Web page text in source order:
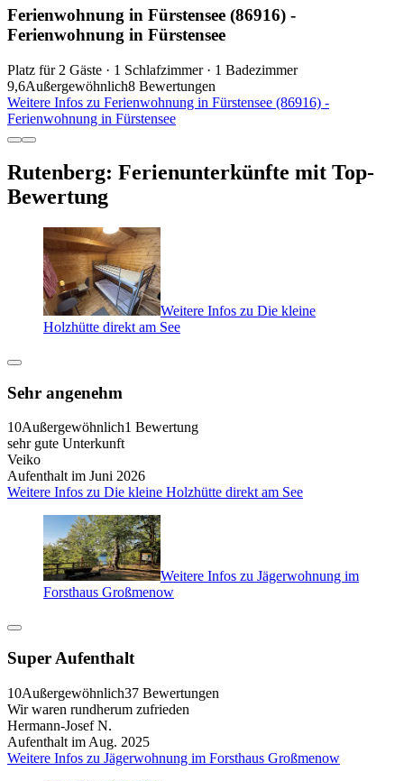
Ferienwohnung in Fürstensee (86916) -
Ferienwohnung in Fürstensee
Platz für 2 Gäste · 1 Schlafzimmer · 1 Badezimmer
9,6Außergewöhnlich8 Bewertungen
Weitere Infos zu Ferienwohnung in Fürstensee (86916) -
Ferienwohnung in Fürstensee
Rutenberg: Ferienunterkünfte mit Top-
Bewertung
Weitere Infos zu Die kleine
Holzhütte direkt am See
Sehr angenehm
10Außergewöhnlich1 Bewertung
sehr gute Unterkunft
Veiko
Aufenthalt im Juni 2026
Weitere Infos zu Die kleine Holzhütte direkt am See
Weitere Infos zu Jägerwohnung im
Forsthaus Großmenow
Super Aufenthalt
10Außergewöhnlich37 Bewertungen
Wir waren rundherum zufrieden
Hermann-Josef N.
Aufenthalt im Aug. 2025
Weitere Infos zu Jägerwohnung im Forsthaus Großmenow